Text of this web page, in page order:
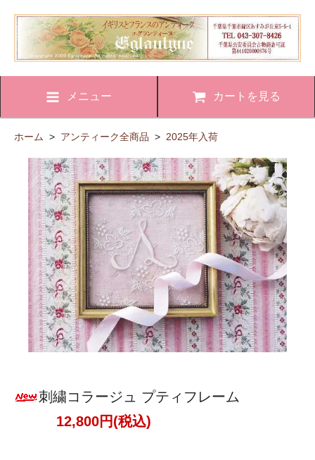
メニュー カートを見る
ホーム > アンティーク全商品 > 2025年入荷
刺繍コラージュ プティフレーム
12,800円(税込)